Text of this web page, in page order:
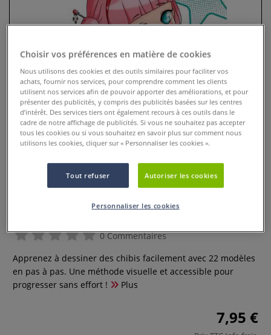
Chibis faciles - 22 modèles pas à
0 Commentaires
Apprenez à dessiner des chibis facilement avec 22 modèles
en pas à pas. Une méthode visuelle et accessible pour
progresser sans effort !
Plus
7,95 €
Choisir vos préférences en matière de cookies
Nous utilisons des cookies et des outils similaires pour faciliter vos
achats, fournir nos services, pour comprendre comment les clients
utilisent nos services afin de pouvoir apporter des améliorations, et pour
présenter des publicités, y compris des publicités basées sur les centres
d’intérêt. Des services tiers ont également recours à ces outils dans le
cadre de notre affichage de publicités. Si vous ne souhaitez pas accepter
tous les cookies ou si vous souhaitez en savoir plus sur comment nous
utilisons les cookies, cliquer sur « Personnaliser les cookies ».
Tout refuser Autoriser les cookies
Personnaliser les cookies